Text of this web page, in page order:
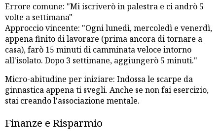
Errore comune: "Mi iscriverò in palestra e ci andrò 5
volte a settimana"
Approccio vincente: "Ogni lunedì, mercoledì e venerdì,
appena finito di lavorare (prima ancora di tornare a
casa), farò 15 minuti di camminata veloce intorno
all'isolato. Dopo 3 settimane, aggiungerò 5 minuti."
Micro-abitudine per iniziare: Indossa le scarpe da
ginnastica appena ti svegli. Anche se non fai esercizio,
stai creando l'associazione mentale.
Finanze e Risparmio